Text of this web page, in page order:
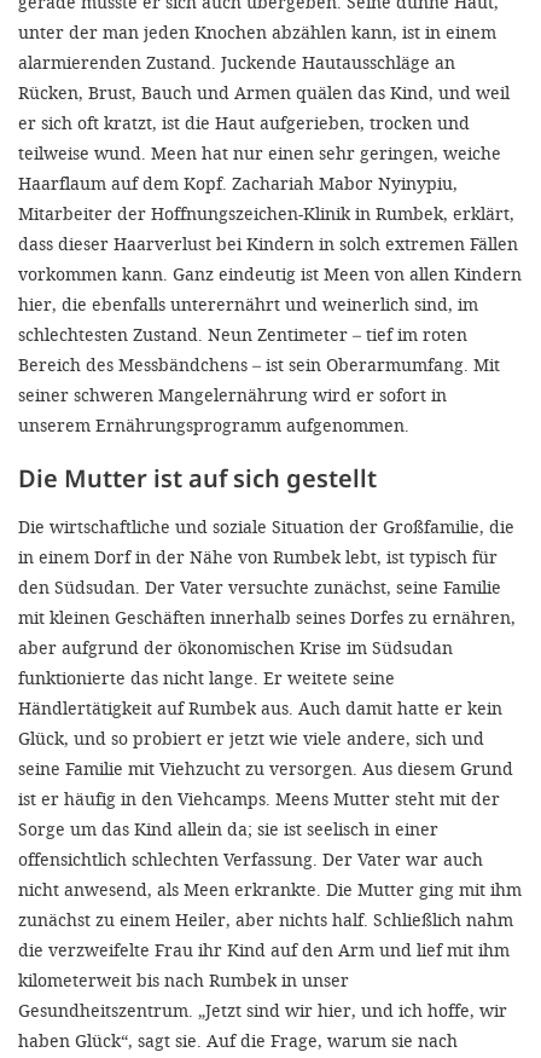
unter der man jeden Knochen abzählen kann, ist in einem
alarmierenden Zustand. Juckende Hautausschläge an
Rücken, Brust, Bauch und Armen quälen das Kind, und weil
er sich oft kratzt, ist die Haut aufgerieben, trocken und
teilweise wund. Meen hat nur einen sehr geringen, weiche
Haarflaum auf dem Kopf. Zachariah Mabor Nyinypiu,
Mitarbeiter der Hoffnungszeichen-Klinik in Rumbek, erklärt,
dass dieser Haarverlust bei Kindern in solch extremen Fällen
vorkommen kann. Ganz eindeutig ist Meen von allen Kindern
hier, die ebenfalls unterernährt und weinerlich sind, im
schlechtesten Zustand. Neun Zentimeter – tief im roten
Bereich des Messbändchens – ist sein Oberarmumfang. Mit
seiner schweren Mangelernährung wird er sofort in
unserem Ernährungsprogramm aufgenommen.
Die Mutter ist auf sich gestellt
Die wirtschaftliche und soziale Situation der Großfamilie, die
in einem Dorf in der Nähe von Rumbek lebt, ist typisch für
den Südsudan. Der Vater versuchte zunächst, seine Familie
mit kleinen Geschäften innerhalb seines Dorfes zu ernähren,
aber aufgrund der ökonomischen Krise im Südsudan
funktionierte das nicht lange. Er weitete seine
Händlertätigkeit auf Rumbek aus. Auch damit hatte er kein
Glück, und so probiert er jetzt wie viele andere, sich und
seine Familie mit Viehzucht zu versorgen. Aus diesem Grund
ist er häufig in den Viehcamps. Meens Mutter steht mit der
Sorge um das Kind allein da; sie ist seelisch in einer
offensichtlich schlechten Verfassung. Der Vater war auch
nicht anwesend, als Meen erkrankte. Die Mutter ging mit ihm
zunächst zu einem Heiler, aber nichts half. Schließlich nahm
die verzweifelte Frau ihr Kind auf den Arm und lief mit ihm
kilometerweit bis nach Rumbek in unser
Gesundheitszentrum. „Jetzt sind wir hier, und ich hoffe, wir
haben Glück“, sagt sie. Auf die Frage, warum sie nach